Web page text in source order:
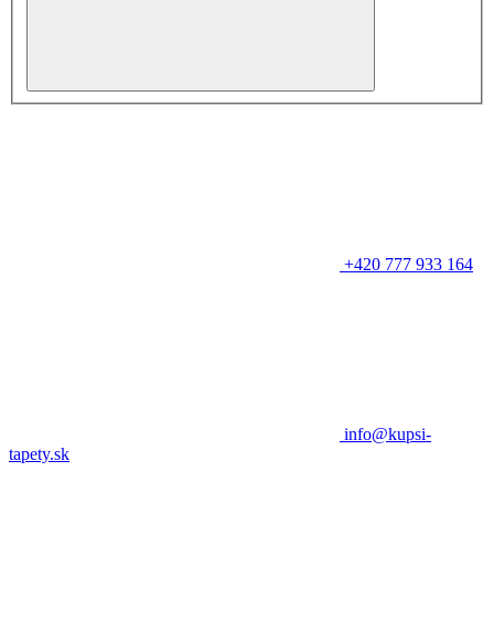
+420 777 933 164
info@kupsi-
tapety.sk